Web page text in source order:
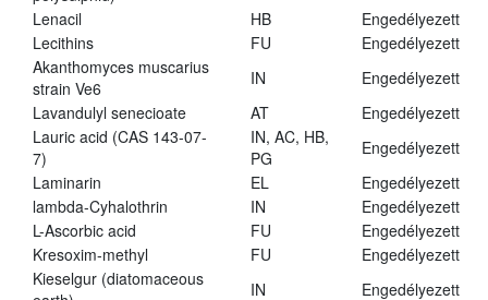
Lenacil
HB
Engedélyezett
Lecithins
FU
Engedélyezett
Akanthomyces muscarius
strain Ve6
IN
Engedélyezett
Lavandulyl senecioate
AT
Engedélyezett
Lauric acid (CAS 143-07-
7)
IN, AC, HB,
PG
Engedélyezett
Laminarin
EL
Engedélyezett
lambda-Cyhalothrin
IN
Engedélyezett
L-Ascorbic acid
FU
Engedélyezett
Kresoxim-methyl
FU
Engedélyezett
Kieselgur (diatomaceous
IN Engedélyezett